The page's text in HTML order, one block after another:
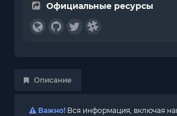
Официальные ресурсы
Описание
Важно! Вся информация, включая